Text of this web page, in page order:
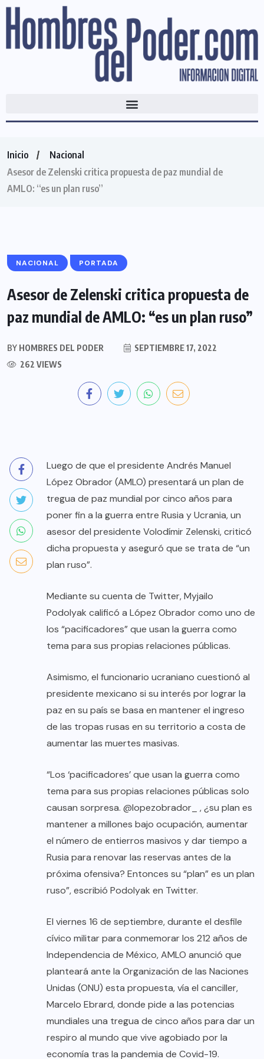
Inicio
Nacional
Asesor de Zelenski critica propuesta de paz mundial de
AMLO: “es un plan ruso”
NACIONAL PORTADA
Asesor de Zelenski critica propuesta de
paz mundial de AMLO: “es un plan ruso”
BY HOMBRES DEL PODER
SEPTIEMBRE 17, 2022
262 VIEWS
Luego de que el presidente Andrés Manuel
López Obrador (AMLO) presentará un plan de
tregua de paz mundial por cinco años para
poner fin a la guerra entre Rusia y Ucrania, un
asesor del presidente Volodímir Zelenski, criticó
dicha propuesta y aseguró que se trata de “un
plan ruso”.
Mediante su cuenta de Twitter, Myjailo
Podolyak calificó a López Obrador como uno de
los “pacificadores” que usan la guerra como
tema para sus propias relaciones públicas.
Asimismo, el funcionario ucraniano cuestionó al
presidente mexicano si su interés por lograr la
paz en su país se basa en mantener el ingreso
de las tropas rusas en su territorio a costa de
aumentar las muertes masivas.
“Los ‘pacificadores’ que usan la guerra como
tema para sus propias relaciones públicas solo
causan sorpresa. @lopezobrador_ , ¿su plan es
mantener a millones bajo ocupación, aumentar
el número de entierros masivos y dar tiempo a
Rusia para renovar las reservas antes de la
próxima ofensiva? Entonces su “plan” es un plan
ruso”, escribió Podolyak en Twitter.
El viernes 16 de septiembre, durante el desfile
cívico militar para conmemorar los 212 años de
Independencia de México, AMLO anunció que
planteará ante la Organización de las Naciones
Unidas (ONU) esta propuesta, vía el canciller,
Marcelo Ebrard, donde pide a las potencias
mundiales una tregua de cinco años para dar un
respiro al mundo que vive agobiado por la
economía tras la pandemia de Covid-19.